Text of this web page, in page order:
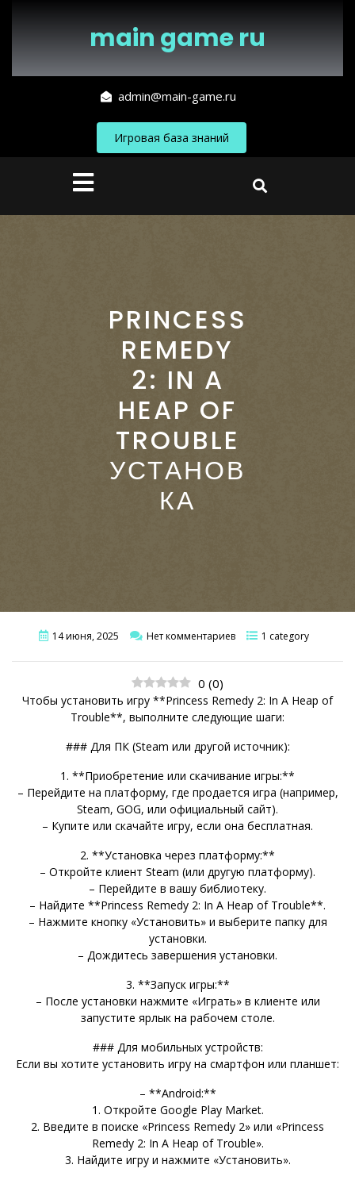
main game ru
admin@main-game.ru
Игровая база знаний
Кнопка
Открыть
PRINCESS
REMEDY
2: IN A
HEAP OF
TROUBLE
УСТАНОВ
КА
14 июня, 2025 Нет комментариев 1 category
0 (0)
Чтобы установить игру **Princess Remedy 2: In A Heap of
Trouble**, выполните следующие шаги:
### Для ПК (Steam или другой источник):
1. **Приобретение или скачивание игры:**
– Перейдите на платформу, где продается игра (например,
Steam, GOG, или официальный сайт).
– Купите или скачайте игру, если она бесплатная.
2. **Установка через платформу:**
– Откройте клиент Steam (или другую платформу).
– Перейдите в вашу библиотеку.
– Найдите **Princess Remedy 2: In A Heap of Trouble**.
– Нажмите кнопку «Установить» и выберите папку для
установки.
– Дождитесь завершения установки.
3. **Запуск игры:**
– После установки нажмите «Играть» в клиенте или
запустите ярлык на рабочем столе.
### Для мобильных устройств:
Если вы хотите установить игру на смартфон или планшет:
– **Android:**
1. Откройте Google Play Market.
2. Введите в поиске «Princess Remedy 2» или «Princess
Remedy 2: In A Heap of Trouble».
3. Найдите игру и нажмите «Установить».